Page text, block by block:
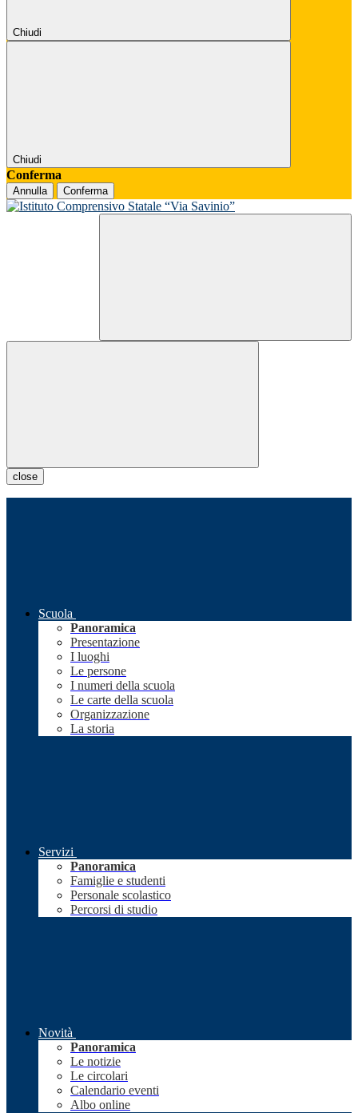
Chiudi
Chiudi
Conferma
Annulla Conferma
close
Scuola
Panoramica
Presentazione
I luoghi
Le persone
I numeri della scuola
Le carte della scuola
Organizzazione
La storia
Servizi
Panoramica
Famiglie e studenti
Personale scolastico
Percorsi di studio
Novità
Panoramica
Le notizie
Le circolari
Calendario eventi
Albo online